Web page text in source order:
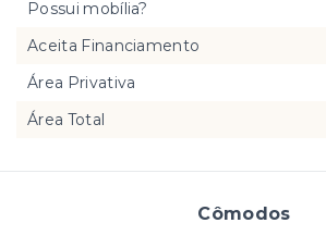
Cômodos
Possui mobília?
Aceita Financiamento
Área Privativa
Área Total